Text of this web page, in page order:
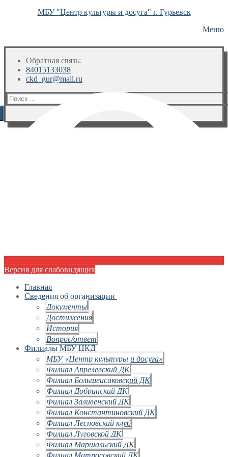
МБУ "Центр культуры и досуга" г. Гурьевск
Меню
Обратная связь:
84015133038
ckd_gur@mail.ru
Искать:
Версия для слабовидящих
Главная
Сведения об организации
Документы
Достижения
История
Вопрос/ответ
Филиалы МБУ ЦКД
МБУ «Центр культуры и досуга»
Филиал Апрелевский ДК
Филиал Большеисаковский ДК
Филиал Добринский ДК
Филиал Заливенский ДК
Филиал Константиновский ДК
Филиал Лесновский клуб
Филиал Луговской ДК
Филиал Маршальский ДК